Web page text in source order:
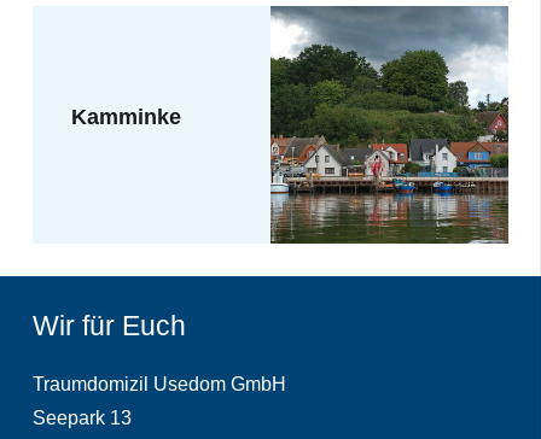
Kamminke
Wir für Euch
Traumdomizil Usedom GmbH
Seepark 13